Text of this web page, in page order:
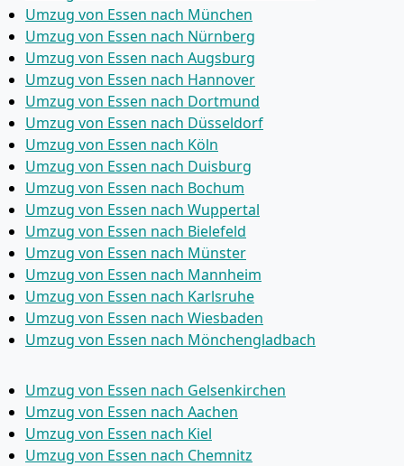
Umzug von Essen nach München
Umzug von Essen nach Nürnberg
Umzug von Essen nach Augsburg
Umzug von Essen nach Hannover
Umzug von Essen nach Dortmund
Umzug von Essen nach Düsseldorf
Umzug von Essen nach Köln
Umzug von Essen nach Duisburg
Umzug von Essen nach Bochum
Umzug von Essen nach Wuppertal
Umzug von Essen nach Bielefeld
Umzug von Essen nach Münster
Umzug von Essen nach Mannheim
Umzug von Essen nach Karlsruhe
Umzug von Essen nach Wiesbaden
Umzug von Essen nach Mönchen­gladbach
Umzug von Essen nach Gelsenkirchen
Umzug von Essen nach Aachen
Umzug von Essen nach Kiel
Umzug von Essen nach Chemnitz